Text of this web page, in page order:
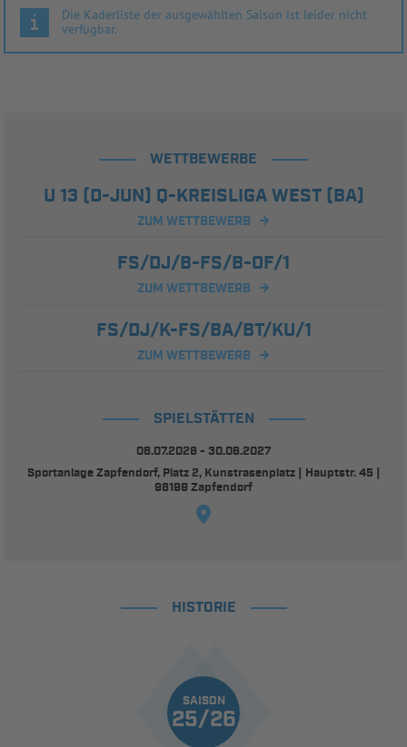
Die Kaderliste der ausgewählten Saison ist leider nicht
verfügbar.
WETTBEWERBE
U 13 (D-JUN) Q-KREISLIGA WEST (BA)
ZUM WETTBEWERB
FS/DJ/B-FS/B-OF/1
ZUM WETTBEWERB
FS/DJ/K-FS/BA/BT/KU/1
ZUM WETTBEWERB
SPIELSTÄTTEN
08.07.2026 - 30.06.2027
Sportanlage Zapfendorf, Platz 2, Kunstrasenplatz | Hauptstr. 45 |
96199 Zapfendorf
HISTORIE
SAISON
25/26